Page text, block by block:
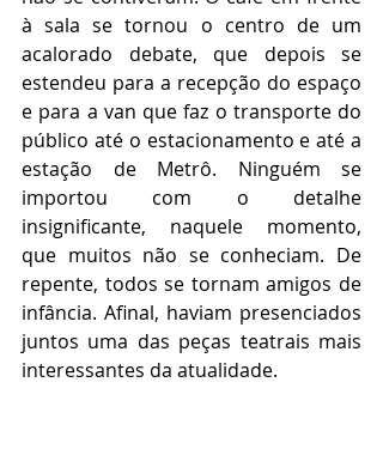
à sala se tornou o centro de um
acalorado debate, que depois se
estendeu para a recepção do espaço
e para a van que faz o transporte do
público até o estacionamento e até a
estação de Metrô. Ninguém se
importou com o detalhe
insignificante, naquele momento,
que muitos não se conheciam. De
repente, todos se tornam amigos de
infância. Afinal, haviam presenciados
juntos uma das peças teatrais mais
interessantes da atualidade.